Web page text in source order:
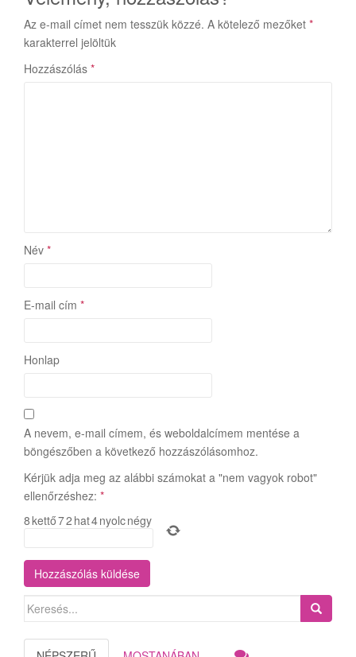
Az e-mail címet nem tesszük közzé. A kötelező mezőket *
karakterrel jelöltük
Hozzászólás *
Név *
E-mail cím *
Honlap
A nevem, e-mail címem, és weboldalcímem mentése a
böngészőben a következő hozzászólásomhoz.
Kérjük adja meg az alábbi számokat a "nem vagyok robot"
ellenőrzéshez: *
8kettő72 hat4nyolcnégy
Search